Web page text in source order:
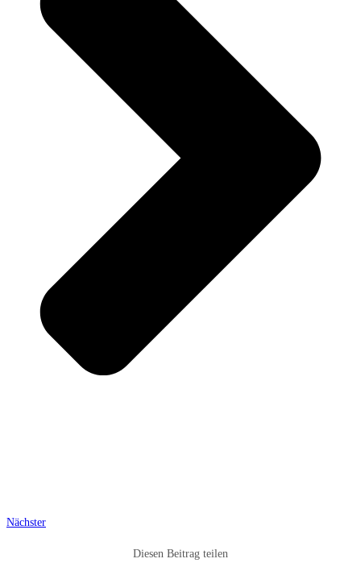
Nächster
Diesen Beitrag teilen